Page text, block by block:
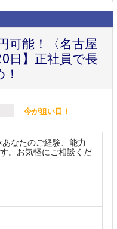
可能！〈名古屋
日】正社員で長
今が狙い目！
なたのご経験、能力
。お気軽にご相談くだ